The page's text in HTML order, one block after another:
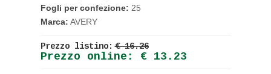
Fogli per confezione: 25
Marca: AVERY
Prezzo listino: € 16.26
Prezzo online: € 13.23